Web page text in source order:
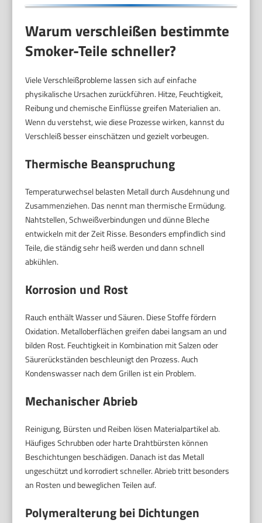
Warum verschleißen bestimmte
Smoker-Teile schneller?
Viele Verschleißprobleme lassen sich auf einfache
physikalische Ursachen zurückführen. Hitze, Feuchtigkeit,
Reibung und chemische Einflüsse greifen Materialien an.
Wenn du verstehst, wie diese Prozesse wirken, kannst du
Verschleiß besser einschätzen und gezielt vorbeugen.
Thermische Beanspruchung
Temperaturwechsel belasten Metall durch Ausdehnung und
Zusammenziehen. Das nennt man thermische Ermüdung.
Nahtstellen, Schweißverbindungen und dünne Bleche
entwickeln mit der Zeit Risse. Besonders empfindlich sind
Teile, die ständig sehr heiß werden und dann schnell
abkühlen.
Korrosion und Rost
Rauch enthält Wasser und Säuren. Diese Stoffe fördern
Oxidation. Metalloberflächen greifen dabei langsam an und
bilden Rost. Feuchtigkeit in Kombination mit Salzen oder
Säurerückständen beschleunigt den Prozess. Auch
Kondenswasser nach dem Grillen ist ein Problem.
Mechanischer Abrieb
Reinigung, Bürsten und Reiben lösen Materialpartikel ab.
Häufiges Schrubben oder harte Drahtbürsten können
Beschichtungen beschädigen. Danach ist das Metall
ungeschützt und korrodiert schneller. Abrieb tritt besonders
an Rosten und beweglichen Teilen auf.
Polymeralterung bei Dichtungen